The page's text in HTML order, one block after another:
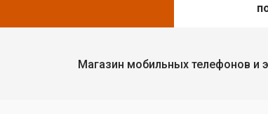
Магазин мобильных телефонов и